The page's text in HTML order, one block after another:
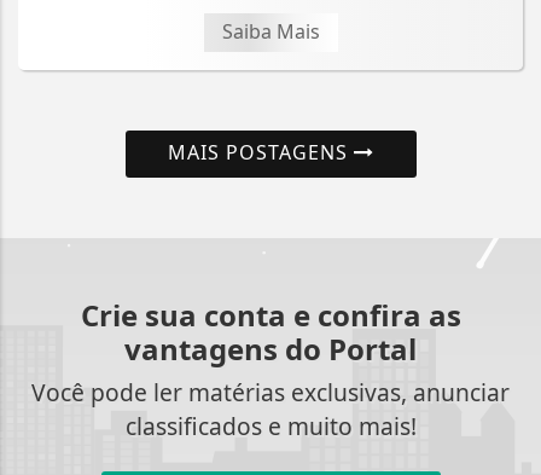
Saiba Mais
MAIS POSTAGENS
Crie sua conta e confira as
vantagens do Portal
Você pode ler matérias exclusivas, anunciar
classificados e muito mais!